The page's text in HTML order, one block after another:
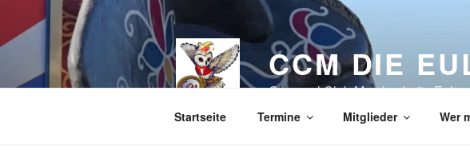
Inhalt
springen
CCM DIE
Carneval Club Mombach die
Startseite Termine Mitglieder Wer